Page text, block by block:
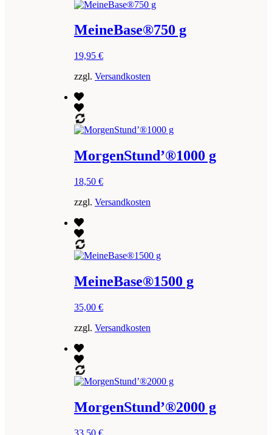
MeineBase®750 g
19,95 €
zzgl. Versandkosten
MorgenStund’®1000 g
18,50 €
zzgl. Versandkosten
MeineBase®1500 g
35,00 €
zzgl. Versandkosten
MorgenStund’®2000 g
33,50 €